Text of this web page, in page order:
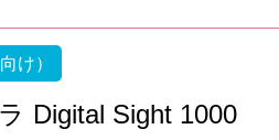
け）
Digital Sight 1000